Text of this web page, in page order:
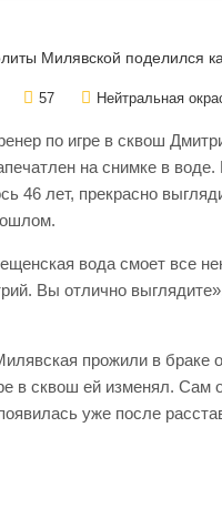
57 Нейтральная
по игре в сквош
на снимке в
46 лет, прекрасно
вода смоет все
Вы отлично
прожили в браке
в сквош ей изменял. Сам
уже после